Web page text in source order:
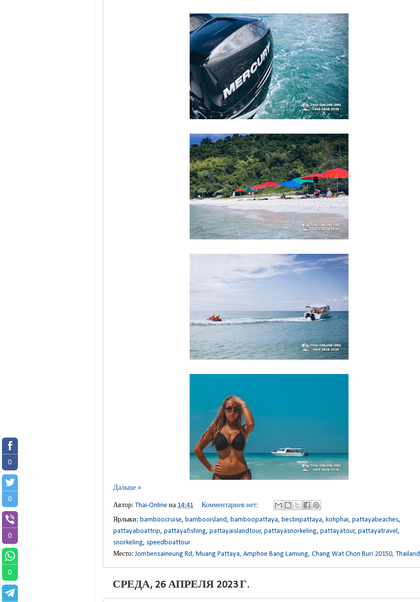
Дальше »
Автор: Thai-Online на 14:41
Комментариев нет:
Ярлыки: bamboocruise, bambooisland, bamboopattaya, bestinpattaya, kohphai, pattayabeaches,
pattayaboattrip, pattayafishing, pattayaislandtour, pattayasnorkeling, pattayatour, pattayatravel,
snorkeling, speedboattour
Место:Jomtiensaineung Rd, Muang Pattaya, Amphoe Bang Lamung, Chang Wat Chon Buri 20150, Thailand
СРЕДА, 26 АПРЕЛЯ 2023 Г.
0
0
0
0